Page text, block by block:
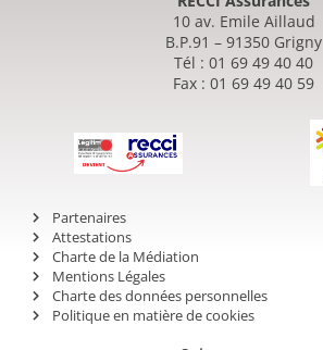
10 av. Emile Aillaud
B.P.91 – 91350 Grigny
Tél : 01 69 49 40 40
Fax : 01 69 49 40 59
Partenaires
Attestations
Charte de la Médiation
Mentions Légales
Charte des données personnelles
Politique en matière de cookies